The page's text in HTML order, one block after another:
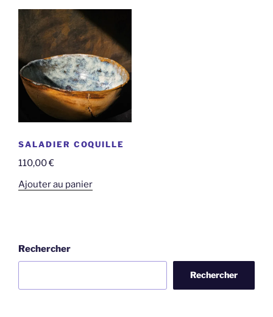
SALADIER COQUILLE
110,00€
Ajouter au panier
Rechercher
Rechercher